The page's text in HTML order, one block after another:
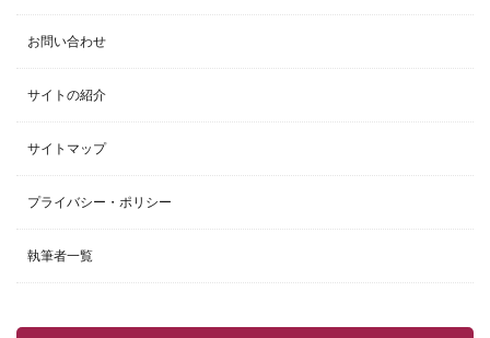
お問い合わせ
サイトの紹介
サイトマップ
プライバシー・ポリシー
執筆者一覧